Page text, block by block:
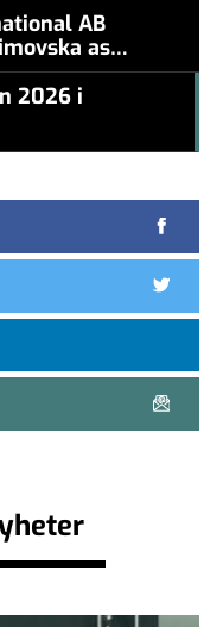
AB
as
2026 i